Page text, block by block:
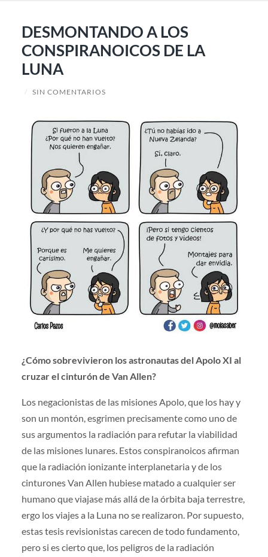
DESMONTANDO A LOS
CONSPIRANOICOS DE LA
LUNA
/ SIN COMENTARIOS
¿Cómo sobrevivieron los astronautas del Apolo XI al
cruzar el cinturón de Van Allen?
Los negacionistas de las misiones Apolo, que los hay y
son un montón, esgrimen precisamente como uno de
sus argumentos la radiación para refutar la viabilidad
de las misiones lunares. Estos conspiranoicos afirman
que la radiación ionizante interplanetaria y de los
cinturones Van Allen hubiese matado a cualquier ser
humano que viajase más allá de la órbita baja terrestre,
ergo los viajes a la Luna no se realizaron. Por supuesto,
estas tesis revisionistas carecen de todo fundamento,
pero si es cierto que, los peligros de la radiación